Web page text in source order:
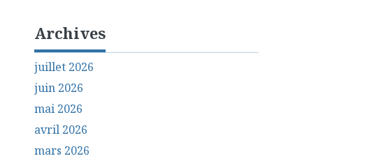
Archives
juillet 2026
juin 2026
mai 2026
avril 2026
mars 2026